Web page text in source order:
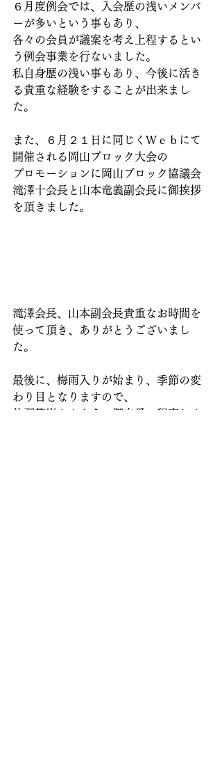
６月度例会では、入会歴の浅いメンバ
ーが多いという事もあり、
各々の会員が議案を考え上程するとい
う例会事業を行ないました。
私自身歴の浅い事もあり、今後に活き
る貴重な経験をすることが出来まし
た。
また、６月２１日に同じくＷｅｂにて
開催される岡山ブロック大会の
プロモーションに岡山ブロック協議会
滝澤十会長と山本竜義副会長に御挨拶
を頂きました。
滝澤会長、山本副会長貴重なお時間を
使って頂き、ありがとうございまし
た。
最後に、梅雨入りが始まり、季節の変
わり目となりますので、
体調等崩さぬよう、御自愛の程宜しく